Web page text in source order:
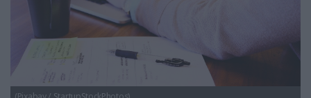
L'ANNUAIRE DES ACTEURS
LES LIVRES BLANCS
LES SUPPLÉMENTS
NOS OFFRES D'ABONNEMENTS